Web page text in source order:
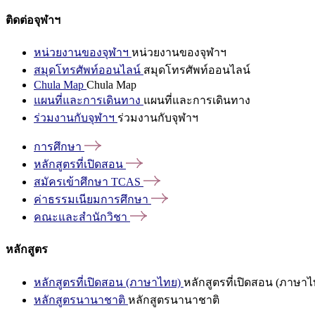
ติดต่อจุฬาฯ
หน่วยงานของจุฬาฯ หน่วยงานของจุฬาฯ
สมุดโทรศัพท์ออนไลน์ สมุดโทรศัพท์ออนไลน์
Chula Map Chula Map
แผนที่และการเดินทาง แผนที่และการเดินทาง
ร่วมงานกับจุฬาฯ ร่วมงานกับจุฬาฯ
การศึกษา
หลักสูตรที่เปิดสอน
สมัครเข้าศึกษา TCAS
ค่าธรรมเนียมการศึกษา
คณะและสำนักวิชา
หลักสูตร
หลักสูตรที่เปิดสอน (ภาษาไทย) หลักสูตรที่เปิดสอน (ภาษาไ
หลักสูตรนานาชาติ หลักสูตรนานาชาติ